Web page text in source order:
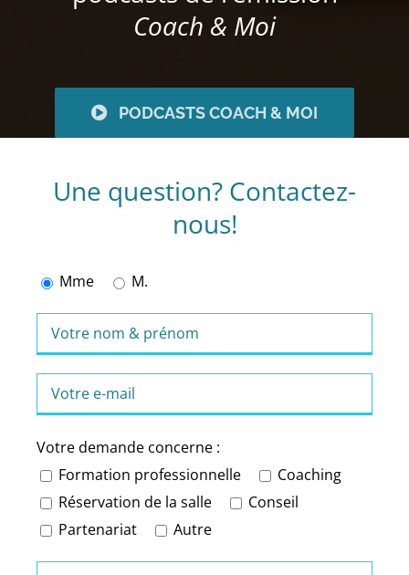
Coach & Moi
PODCASTS COACH & MOI
Une question? Contactez-
nous!
Mme M.
Votre demande concerne :
Formation professionnelle
Coaching
Réservation de la salle
Conseil
Partenariat
Autre